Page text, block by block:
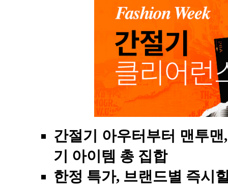
간절기 아우터부터 맨투
기 아이템 총 집합
한정 특가, 브랜드별 즉시